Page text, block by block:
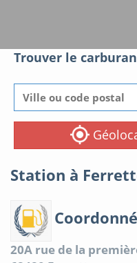
Trouver le
Station à
20A rue de la